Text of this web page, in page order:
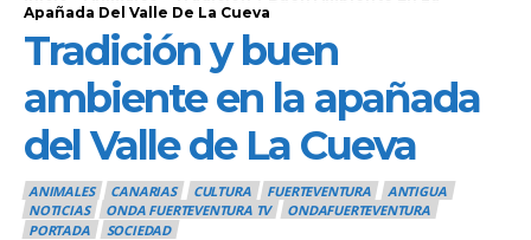
Apañada Del Valle De La Cueva
Tradición y buen
ambiente en la apañada
del Valle de La Cueva
ANIMALES CANARIAS CULTURA FUERTEVENTURA
ANTIGUA
NOTICIAS
ONDA FUERTEVENTURA TV
ONDAFUERTEVENTURA
PORTADA
SOCIEDAD